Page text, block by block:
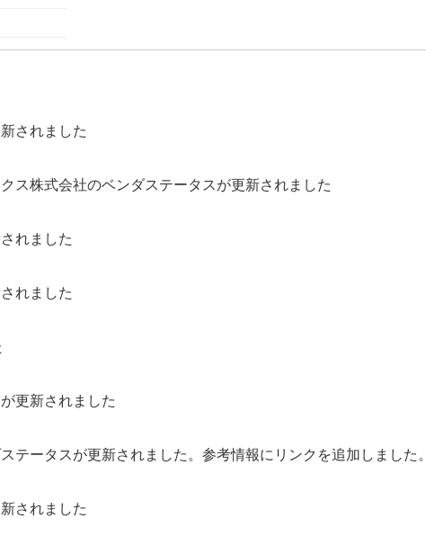
されました
ス株式会社のベンダステータスが更新されました
れました
れました
更新されました
テータスが更新されました。参考情報にリンクを追加しました。
されました